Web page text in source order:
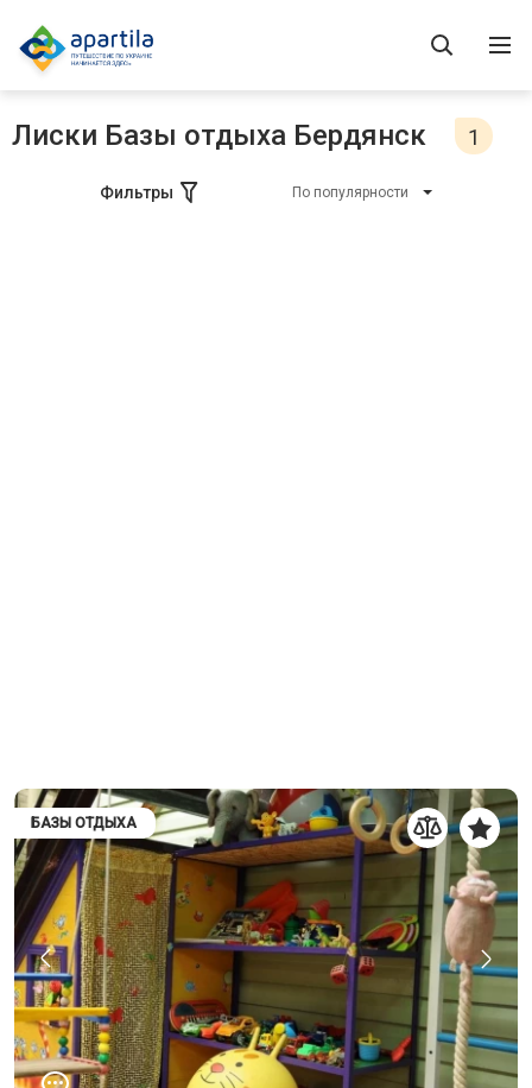
Лиски Базы отдыха Бердянск 1
Фильтры По популярности
БАЗЫ ОТДЫХА